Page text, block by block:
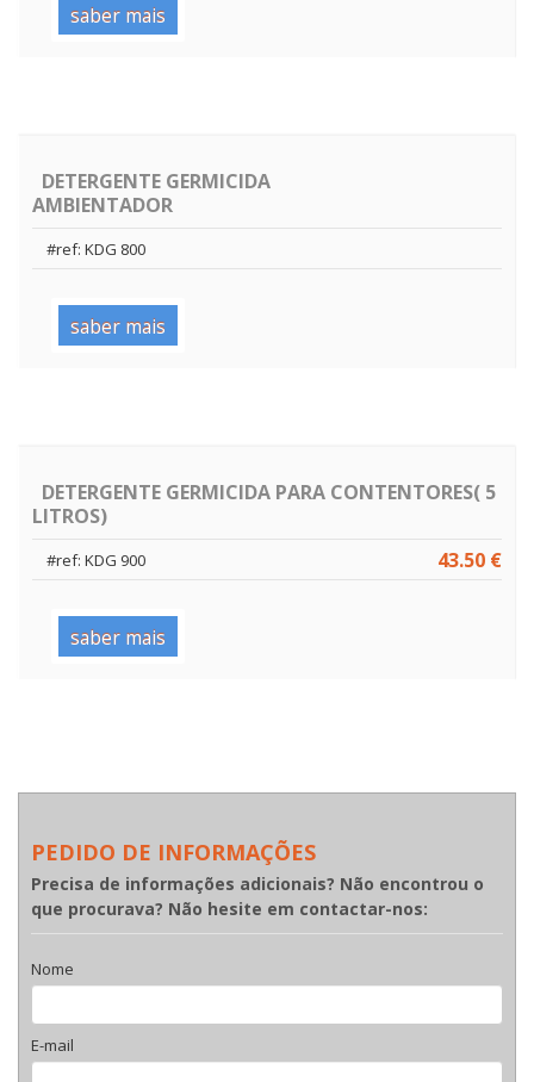
saber mais
DETERGENTE GERMICIDA
AMBIENTADOR
#ref: KDG 800
saber mais
DETERGENTE GERMICIDA PARA CONTENTORES( 5
LITROS)
43.50 €
#ref: KDG 900
saber mais
PEDIDO DE INFORMAÇÕES
Precisa de informações adicionais? Não encontrou o
que procurava? Não hesite em contactar-nos:
Nome
E-mail